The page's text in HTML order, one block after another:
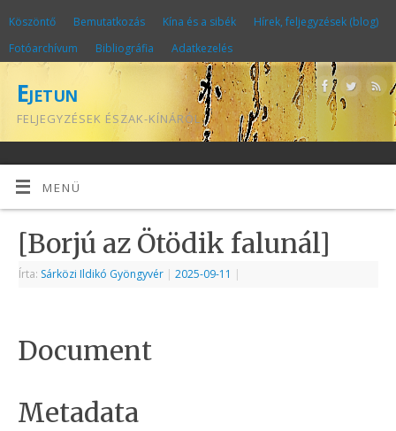
Köszöntő Bemutatkozás Kína és a sibék
Hírek, feljegyzések (blog)
Fotóarchívum
Bibliográfia Adatkezelés
Ejetun
FELJEGYZÉSEK ÉSZAK-KÍNÁRÓL
MENÜ
[Borjú az Ötödik falunál]
Írta: Sárközi Ildikó Gyöngyvér | 2025-09-11 |
Document
Metadata